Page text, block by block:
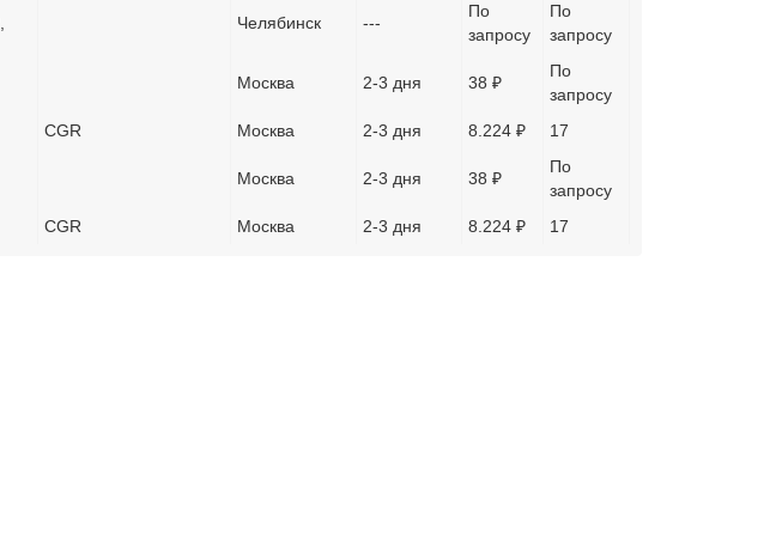
Челябинск ---
По
запросу
По
запросу
Москва 2-3 дня 38 ₽
По
запросу
CGR Москва 2-3 дня 8.224 ₽ 17
Москва 2-3 дня 38 ₽
По
запросу
CGR Москва 2-3 дня 8.224 ₽ 17